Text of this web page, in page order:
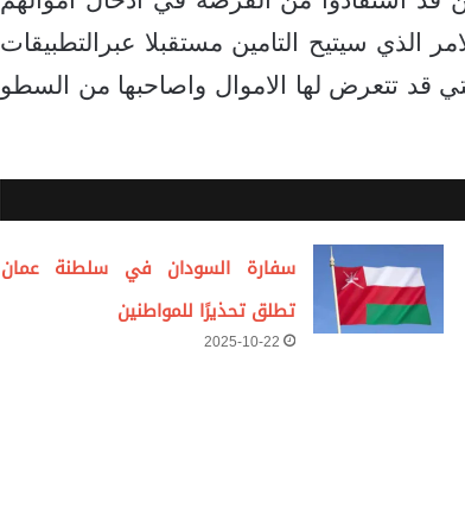
الذي سيتيح التامين مستقبلا عبرالتطبيقات
قد تتعرض لها الاموال واصاحبها من السطو
سفارة السودان في سلطنة عمان
تطلق تحذيرًا للمواطنين
2025-10-22